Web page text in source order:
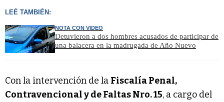
LEÉ TAMBIÉN:
NOTA CON VIDEO
Detuvieron a dos hombres acusados de participar de
una balacera en la madrugada de Año Nuevo
Con la intervención de la Fiscalía Penal,
Contravencional y de Faltas Nro. 15, a cargo del